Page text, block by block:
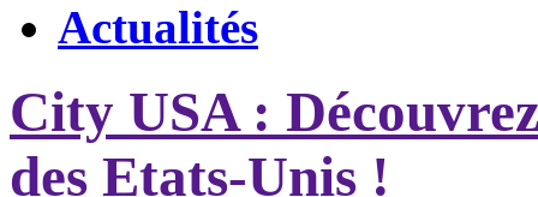
Actualités
City USA :
des Etats-Unis !